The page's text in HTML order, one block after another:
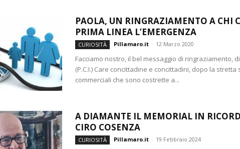
PAOLA, UN RINGRAZIAMENTO A CHI
PRIMA LINEA L’EMERGENZA
CURIOSITÀ Pillamaro.it - 12 Marzo 2020
Facciamo nostro, il bel messaggio di ringraziamento,
(P.C.I.) Care concittadine e concittadini, dopo la stretta
commerciali che sono costrette a...
A DIAMANTE IL MEMORIAL IN
CIRO COSENZA
CURIOSITÀ Pillamaro.it - 19 Febbraio 2024